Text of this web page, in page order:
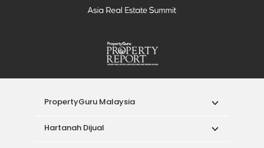
PropertyGuru Malaysia
Hartanah Dijual